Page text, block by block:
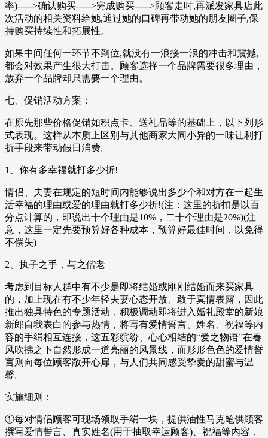
率)----->确认购买----->完成购买----->顾客走时,再派发家具店此
次活动的相关资料给她,通过她的口碑再带动她的朋友圈子,保
持购买持续性和拓展性。
如果中间任何一环节不到位,就没有一浪接一浪的冲击和震撼,
都会对效果产生很大打击。顾客选择一个品牌需要很多理由，
放弃一个品牌却只需要一个理由。
七、促销活动方案：
在原先那些价格促销如积点卡、送礼品等的基础上，以下列形
式表现。这样从本质上区别与其他商家大同小异的一味让利打
折手段来带动假日消费。
1、你有多幸福就打多少折!
情侣、夫妻在规定的短时间内能够说出多少个和对方在一起生
活幸福的理由或爱的理由就打多少折!(注：这里的折扣是以百
分点计算的，即说出十个理由是10%，二十个理由是20%)(注
意，这里一定先要预算好各种成本，预算好最佳时间，以免得
不偿失)
2、执子之手，与之偕老
考虑到目标人群中有不少是即将结婚或刚刚结婚而来买家具
的，加上现在有不少年轻夫妻心态开放、敢于真情表露，因此
推出独具特色的专题活动，积极调动即将进入婚礼殿堂的新娘
新郎自我表白的参与热情，将写有爱情誓言、姓名、祝福等内
容的手绢相互连接，这五彩缤纷、心心相结的“爱之物语”在春
风吹拂之下自然形成一道亮丽的风景线，而形形色色的爱情誓
言则向每位顾客敞开心扉，与人们共同感受挚爱的甜蜜与温
馨。
实施细则：
①每对情侣顾客可现场领取手绢一块，提供油性马克笔供顾客
撰写爱情誓言、真实姓名(用于抽取幸运顾客)、祝福等内容，